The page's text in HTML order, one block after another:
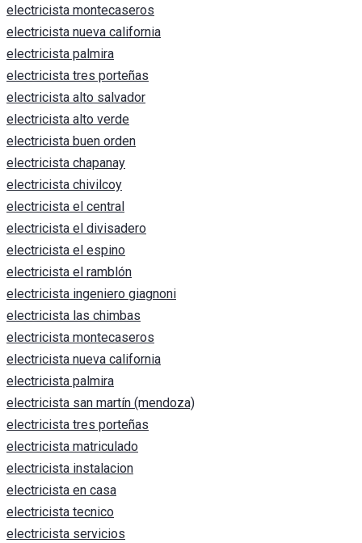
electricista montecaseros
electricista nueva california
electricista palmira
electricista tres porteñas
electricista alto salvador
electricista alto verde
electricista buen orden
electricista chapanay
electricista chivilcoy
electricista el central
electricista el divisadero
electricista el espino
electricista el ramblón
electricista ingeniero giagnoni
electricista las chimbas
electricista montecaseros
electricista nueva california
electricista palmira
electricista san martín (mendoza)
electricista tres porteñas
electricista matriculado
electricista instalacion
electricista en casa
electricista tecnico
electricista servicios